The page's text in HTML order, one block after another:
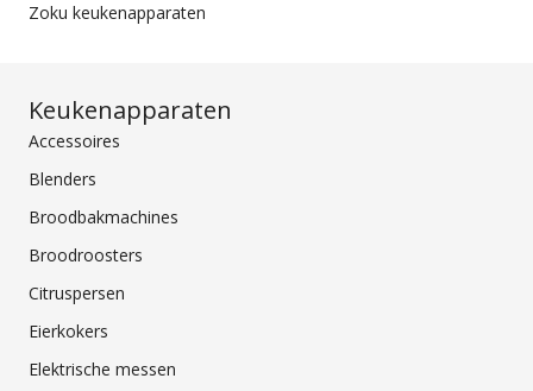
Zoku keukenapparaten
Keukenapparaten
Accessoires
Blenders
Broodbakmachines
Broodroosters
Citruspersen
Eierkokers
Elektrische messen